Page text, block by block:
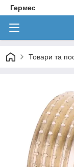
Гермес
Товари та